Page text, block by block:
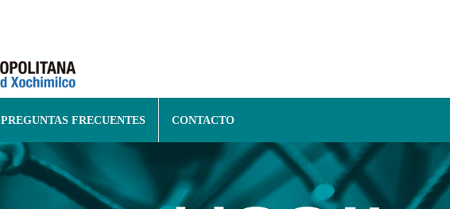
PREGUNTAS FRECUENTES CONTACTO